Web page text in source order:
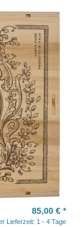
85,00 € *
Lieferzeit: 1 - 4 Tage